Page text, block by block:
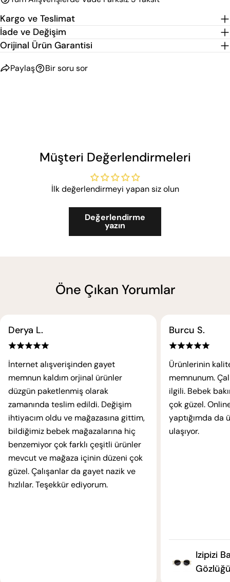
Kargo ve Teslimat
İade ve Değişim
Orijinal Ürün Garantisi
Paylaş Bir soru sor
Müşteri Değerlendirmeleri
İlk değerlendirmeyi yapan siz olun
Değerlendirme
yazın
Öne Çıkan Yorumlar
Derya L.
İnternet alışverişinden gayet
memnun kaldım orjinal ürünler
düzgün paketlenmiş olarak
zamanında teslim edildi. Değişim
ihtiyacım oldu ve mağazasına gittim,
bildiğimiz bebek mağazalarına hiç
benzemiyor çok farklı çeşitli ürünler
mevcut ve mağaza içinin düzeni çok
güzel. Çalışanlar da gayet nazik ve
hızlılar. Teşekkür ediyorum.
Burcu S.
Ürünlerinin
memnunum.
ilgili. Bebek
çok güzel.
yaptığımda da
ulaşıyor.
Izipizi